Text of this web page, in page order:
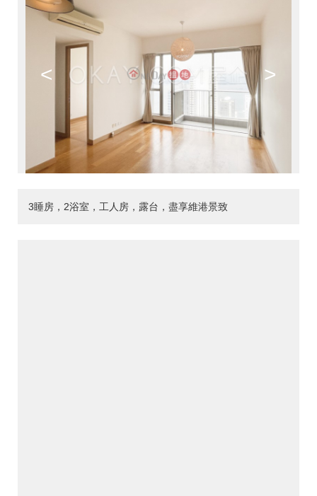
< >
3睡房，2浴室，工人房，露台，盡享維港景致